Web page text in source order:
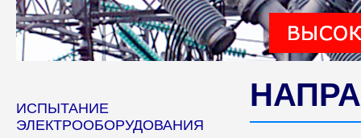
ИСПЫТАНИЕ
ЭЛЕКТРООБОРУДОВАНИЯ